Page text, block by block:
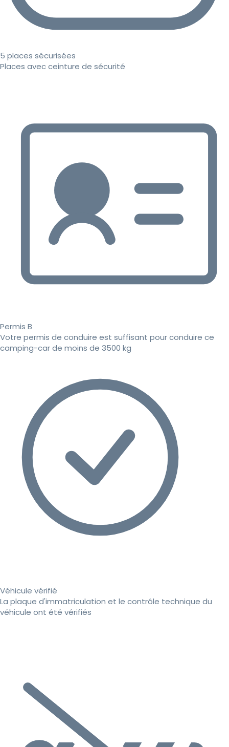
5 places sécurisées
Places avec ceinture de sécurité
Permis B
Votre permis de conduire est suffisant pour conduire ce
camping-car de moins de 3500 kg
Véhicule vérifié
La plaque d'immatriculation et le contrôle technique du
véhicule ont été vérifiés